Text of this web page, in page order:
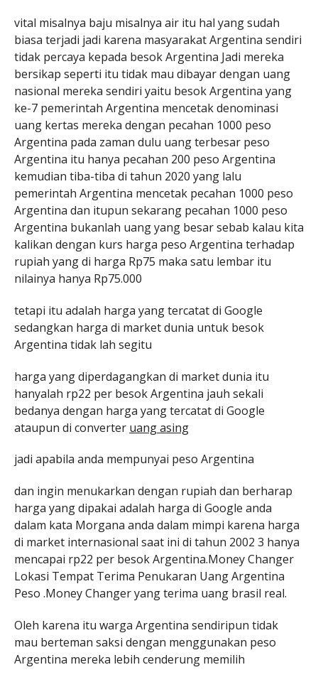
vital misalnya baju misalnya air itu hal yang sudah
biasa terjadi jadi karena masyarakat Argentina sendiri
tidak percaya kepada besok Argentina Jadi mereka
bersikap seperti itu tidak mau dibayar dengan uang
nasional mereka sendiri yaitu besok Argentina yang
ke-7 pemerintah Argentina mencetak denominasi
uang kertas mereka dengan pecahan 1000 peso
Argentina pada zaman dulu uang terbesar peso
Argentina itu hanya pecahan 200 peso Argentina
kemudian tiba-tiba di tahun 2020 yang lalu
pemerintah Argentina mencetak pecahan 1000 peso
Argentina dan itupun sekarang pecahan 1000 peso
Argentina bukanlah uang yang besar sebab kalau kita
kalikan dengan kurs harga peso Argentina terhadap
rupiah yang di harga Rp75 maka satu lembar itu
nilainya hanya Rp75.000
tetapi itu adalah harga yang tercatat di Google
sedangkan harga di market dunia untuk besok
Argentina tidak lah segitu
harga yang diperdagangkan di market dunia itu
hanyalah rp22 per besok Argentina jauh sekali
bedanya dengan harga yang tercatat di Google
ataupun di converter uang asing
jadi apabila anda mempunyai peso Argentina
dan ingin menukarkan dengan rupiah dan berharap
harga yang dipakai adalah harga di Google anda
dalam kata Morgana anda dalam mimpi karena harga
di market internasional saat ini di tahun 2002 3 hanya
mencapai rp22 per besok Argentina.Money Changer
Lokasi Tempat Terima Penukaran Uang Argentina
Peso .Money Changer yang terima uang brasil real.
Oleh karena itu warga Argentina sendiripun tidak
mau berteman saksi dengan menggunakan peso
Argentina mereka lebih cenderung memilih